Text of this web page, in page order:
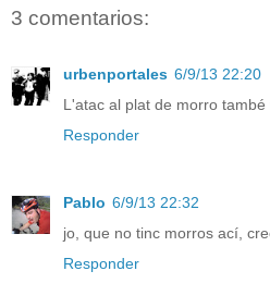
3 comentarios:
urbenportales 6/9/13 22:20
L'atac al plat de morro
Responder
Pablo 6/9/13 22:32
jo, que no tinc morros ací,
Responder